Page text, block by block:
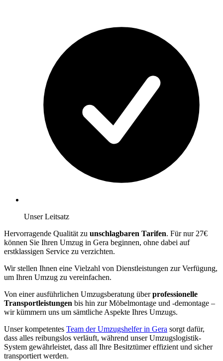
Unser Leitsatz
Hervorragende Qualität zu unschlagbaren Tarifen. Für nur 27€
können Sie Ihren Umzug in Gera beginnen, ohne dabei auf
erstklassigen Service zu verzichten.
Wir stellen Ihnen eine Vielzahl von Dienstleistungen zur Verfügung,
um Ihren Umzug zu vereinfachen.
Von einer ausführlichen Umzugsberatung überprofessionelle
Transportleistungen bis hin zur Möbelmontage und -demontage –
wir kümmern uns um sämtliche Aspekte Ihres Umzugs.
Unser kompetentes Team der Umzugshelfer in Gera sorgt dafür,
dass alles reibungslos verläuft, während unser Umzugslogistik-
System gewährleistet, dass all Ihre Besitztümer effizient und sicher
transportiert werden.